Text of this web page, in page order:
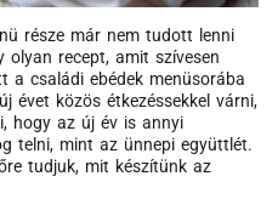
része már nem tudott lenni
olyan recept, amit szívesen
a családi ebédek menüsorába
évet közös étkezéssekkel várni,
hogy az új év is annyi
telni, mint az ünnepi együttlét.
tudjuk, mit készítünk az